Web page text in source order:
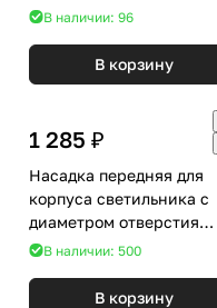
В наличии: 96
В корзину
1 285 ₽
Насадка передняя для
корпуса светильника с
диаметром отверстия
D70mm Ambrella DIY Spot
В наличии: 500
В корзину